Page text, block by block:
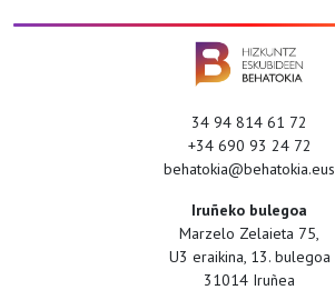
34 94 814 61 72
+34 690 93 24 72
behatokia@behatokia.eus
Iruñeko bulegoa
Marzelo Zelaieta 75,
U3 eraikina, 13. bulegoa
31014 Iruñea